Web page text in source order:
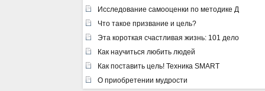
Исследование самооценки по методике Дембо
Что такое призвание и цель?
Эта короткая счастливая жизнь: 101 дело,
Как научиться любить людей
Как поставить цель! Техника SMART
О приобретении мудрости